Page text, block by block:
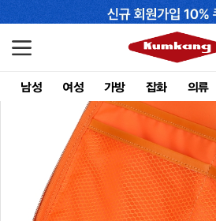
남성 여성 가방 잡화 의류